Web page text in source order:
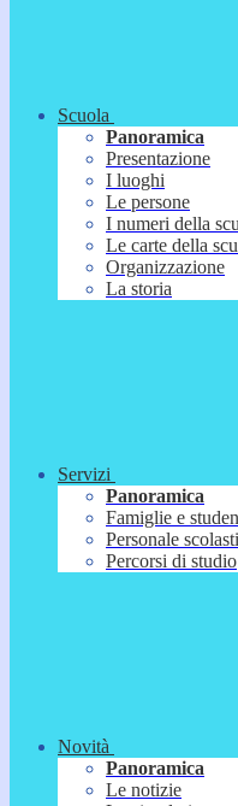
Scuola
Panoramica
Presentazione
I luoghi
Le persone
I numeri della
Le carte della
Organizzazione
La storia
Servizi
Panoramica
Famiglie e
Personale
Percorsi di studio
Novità
Panoramica
Le notizie